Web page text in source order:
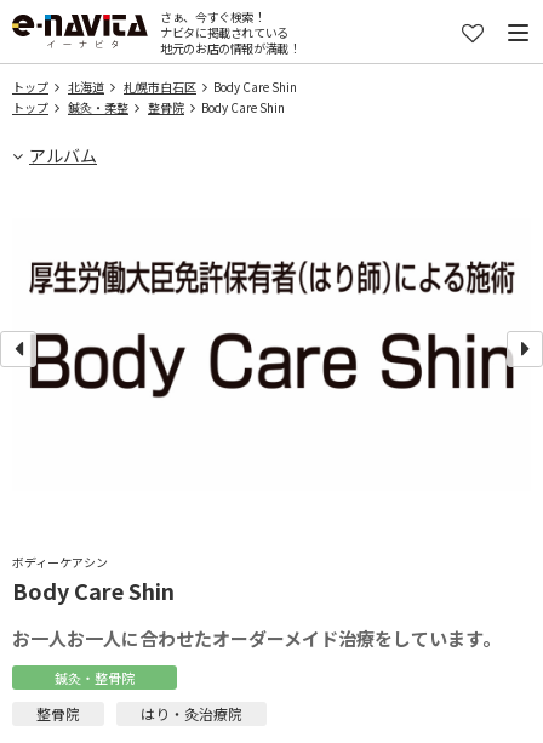
さぁ、今すぐ検索！
ナビタに掲載されている
地元のお店の情報が満載！
トップ 北海道 札幌市白石区
Body Care Shin
トップ
鍼灸・柔整 整骨院 Body Care Shin
アルバム
ボディーケアシン
Body Care Shin
お一人お一人に合わせたオーダーメイド治療をしています。
鍼灸・整骨院
整骨院 はり・灸治療院